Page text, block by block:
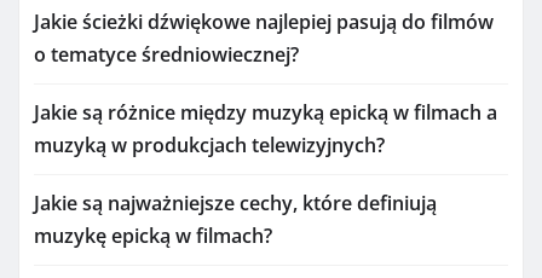
Jakie ścieżki dźwiękowe najlepiej pasują do filmów
o tematyce średniowiecznej?
Jakie są różnice między muzyką epicką w filmach a
muzyką w produkcjach telewizyjnych?
Jakie są najważniejsze cechy, które definiują
muzykę epicką w filmach?